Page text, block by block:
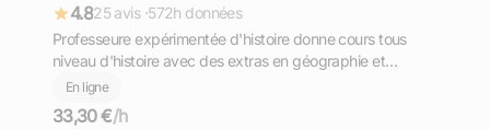
4.825 avis ·572h données
Professeure expérimentée d'histoire donne cours tous
niveau d'histoire avec des extras en géographie et
éducation civique
En ligne
33,30 €/h